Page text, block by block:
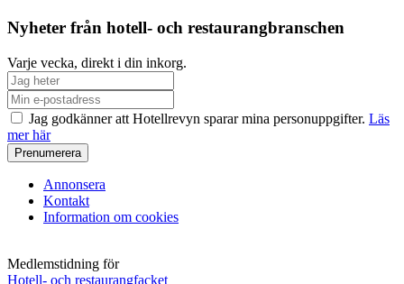
Nyheter från hotell- och restaurangbranschen
Varje vecka, direkt i din inkorg.
Jag godkänner att Hotellrevyn sparar mina personuppgifter. Läs
mer här
Annonsera
Kontakt
Information om cookies
Medlemstidning för
Hotell- och restaurangfacket